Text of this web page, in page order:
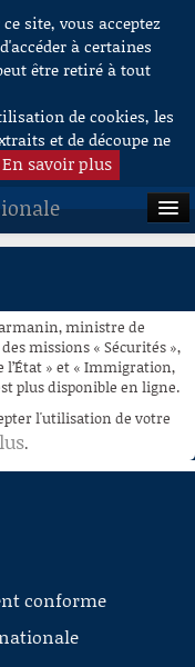
site, vous acceptez
à certaines
être retiré à tout
de cookies, les
et de découpe ne
En savoir plus
ministre de
missions « Sécurités »,
» et « Immigration,
plus disponible en ligne.
l'utilisation de votre
.
conforme